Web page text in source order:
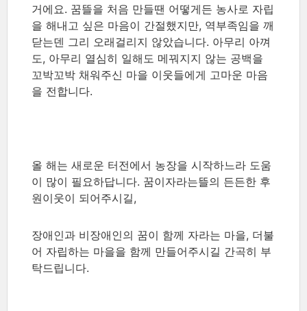
거에요. 꿈뜰을 처음 만들땐 어떻게든 농사로 자립
을 해내고 싶은 마음이 간절했지만, 역부족임을 깨
닫는덴 그리 오래걸리지 않았습니다. 아무리 아껴
도, 아무리 열심히 일해도 메꿔지지 않는 공백을
꼬박꼬박 채워주신 마을 이웃들에게 고마운 마음
을 전합니다.
올 해는 새로운 터전에서 농장을 시작하느라 도움
이 많이 필요하답니다. 꿈이자라는뜰의 든든한 후
원이웃이 되어주시길,
장애인과 비장애인의 꿈이 함께 자라는 마을, 더불
어 자립하는 마을을 함께 만들어주시길 간곡히 부
탁드립니다.